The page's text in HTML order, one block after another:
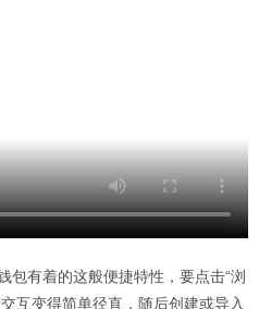
包有着的这般便捷特性，要点击“浏
互变得简单径直，随后创建或导入